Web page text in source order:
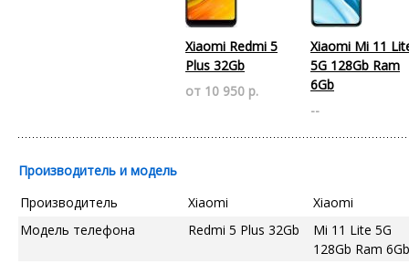
Xiaomi Redmi 5
Plus 32Gb
от 10 950 р.
Xiaomi Mi 11
5G 128Gb Ram
6Gb
--
Производитель и модель
Производитель
Xiaomi
Xiaomi
Модель телефона
Redmi 5 Plus 32Gb
Mi 11 Lite 5G
128Gb Ram 6Gb